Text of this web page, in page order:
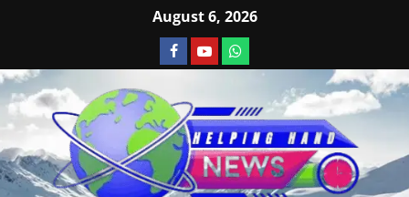
August 6, 2026